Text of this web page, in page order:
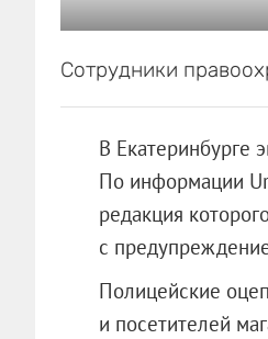
Сотрудники
В Екатеринбурге
По информации
редакция
с
Полицейские
и посетителей